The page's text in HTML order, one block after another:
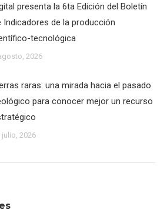
presenta la 6ta Edición del Boletín
Indicadores de la producción
tecnológica
2026
raras: una mirada hacia el pasado
para conocer mejor un recurso
julio, 2026